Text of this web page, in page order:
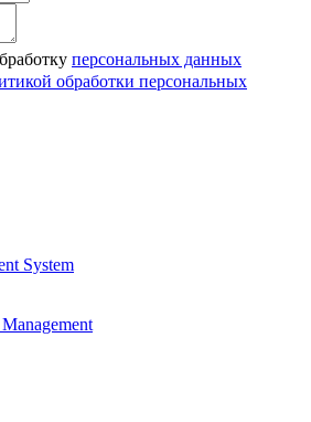
персональных данных
обработки персональных
System